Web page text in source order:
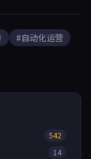
力提升10-50倍。
#自动化运营
542
14